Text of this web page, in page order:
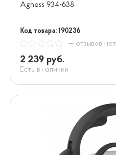
Agness 934-638
Код товара: 190236
— отзывов нет
2 239 руб.
Есть в наличии